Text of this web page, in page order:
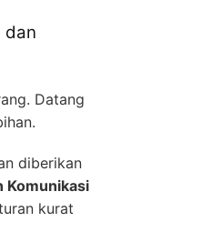
dan
Datang
diberikan
Komunikasi
kurat